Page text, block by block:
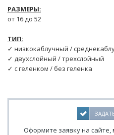
РАЗМЕРЫ:
от 16 до 52
ТИП:
✓ низкокаблучный /
✓ двухслойный / трехслойный
✓ с геленком / без геленка
Оформите заявку на сайте,